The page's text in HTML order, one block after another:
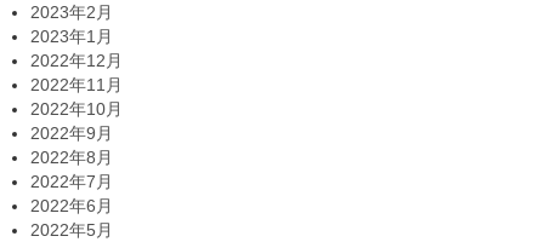
2023年2月
2023年1月
2022年12月
2022年11月
2022年10月
2022年9月
2022年8月
2022年7月
2022年6月
2022年5月